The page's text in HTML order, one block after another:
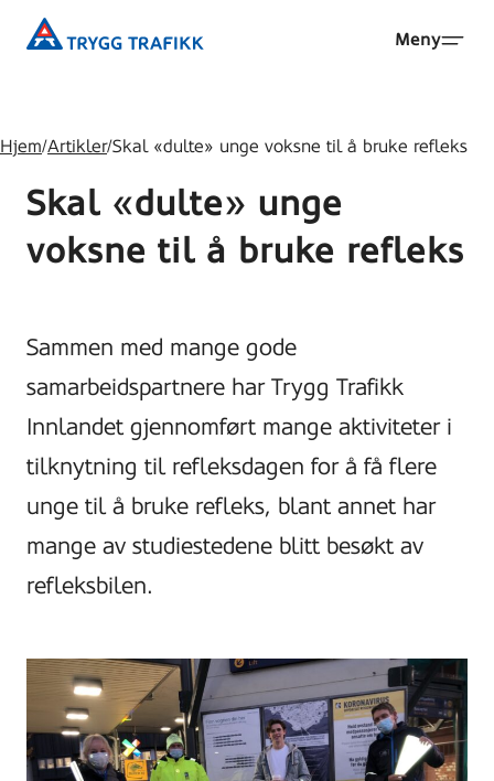
Trygg
Meny
Hjem/Artikler/Skal «dulte» unge voksne til å bruke refleks
Skal «dulte» unge
voksne til å bruke refleks
Sammen med mange gode
samarbeidspartnere har Trygg Trafikk
Innlandet gjennomført mange aktiviteter i
tilknytning til refleksdagen for å få flere
unge til å bruke refleks, blant annet har
mange av studiestedene blitt besøkt av
refleksbilen.